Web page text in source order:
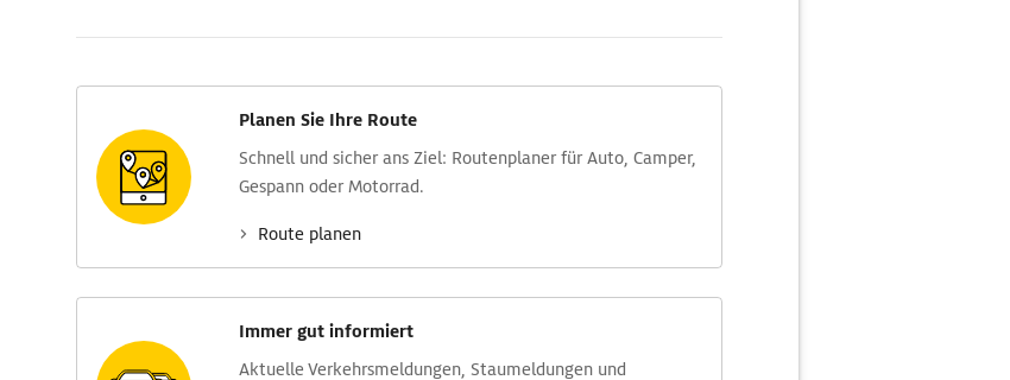
Planen Sie Ihre Route
Schnell und sicher ans Ziel: Routen­planer für Auto, Camper,
Gespann oder Motorrad.
Route planen
Immer gut informiert
Aktuelle Verkehrs­meldungen, Stau­meldungen und